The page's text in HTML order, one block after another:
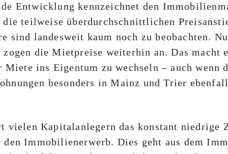
Entwicklung kennzeichnet den
teilweise überdurchschnittlichen
sind landesweit kaum noch zu beobachten.
zogen die Mietpreise weiterhin an. Das macht
ins Eigentum zu wechseln – auch wenn
besonders in Mainz und Trier
vielen Kapitalanlegern das konstant niedrige
den Immobilienerwerb. Dies geht aus dem